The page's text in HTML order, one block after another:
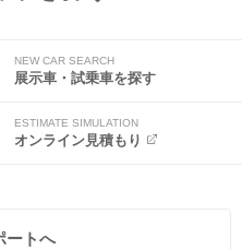
NEW CAR SEARCH
展示車・試乗車を探す
ESTIMATE SIMULATION
オンライン見積もり
ートへ